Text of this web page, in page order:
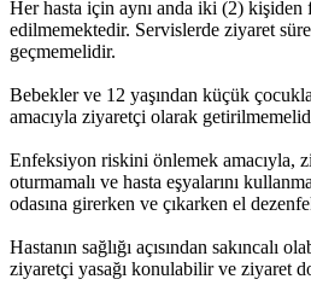
Her hasta için aynı anda iki (2) kişiden
edilmemektedir. Servislerde ziyaret
geçmemelidir.
Bebekler ve 12 yaşından küçük
amacıyla ziyaretçi olarak
Enfeksiyon riskini önlemek amacıyla,
oturmamalı ve hasta eşyalarını
odasına girerken ve çıkarken el
Hastanın sağlığı açısından sakıncalı
ziyaretçi yasağı konulabilir ve ziyaret